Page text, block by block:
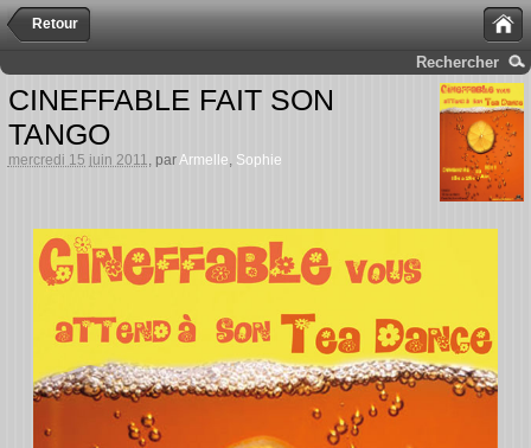
Retour
Rechercher
CINEFFABLE FAIT SON
TANGO
mercredi 15 juin 2011 , par Armelle Sophie